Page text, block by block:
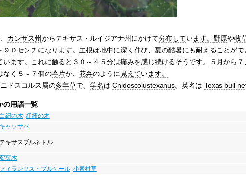
、 カンザス州からテキサス・ルイジアナ州にかけて分布しています。 野原や牧
９０ センチになります。 主根は地中に深く 伸び、夏の酷暑にも耐えることがで
います。 これに触ると ３０ ～ ４５分は痛みを感じ続けるそうです。 ５月から７
なく５～７個の萼片が、 花弁のように 見えています。
ドスコルス属の多年草で、 学名は Cnidoscolustexanus。英名は Texas bull
の用語一覧
白紐の木 紅紐の木
キャッサバ
テキサスブルネトル
変葉木
フィランツス・プルケール 小蜜柑草